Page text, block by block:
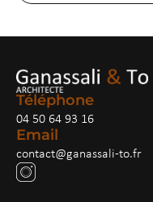
Téléphone
04 50 64 93 16
Email
contact@ganassali-to.fr